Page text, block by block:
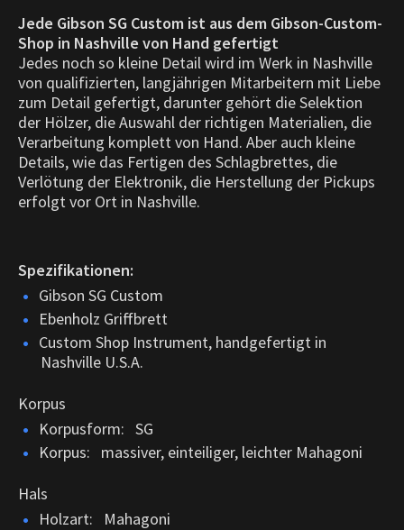
Jede Gibson SG Custom ist aus dem Gibson-Custom-
Shop in Nashville von Hand gefertigt
Jedes noch so kleine Detail wird im Werk in Nashville
von qualifizierten, langjährigen Mitarbeitern mit Liebe
zum Detail gefertigt, darunter gehört die Selektion
der Hölzer, die Auswahl der richtigen Materialien, die
Verarbeitung komplett von Hand. Aber auch kleine
Details, wie das Fertigen des Schlagbrettes, die
Verlötung der Elektronik, die Herstellung der Pickups
erfolgt vor Ort in Nashville.
Spezifikationen:
Gibson SG Custom
Ebenholz Griffbrett
Custom Shop Instrument, handgefertigt in
Nashville U.S.A.
Korpus
Korpusform: SG
Korpus: massiver, einteiliger, leichter Mahagoni
Hals
Holzart: Mahagoni